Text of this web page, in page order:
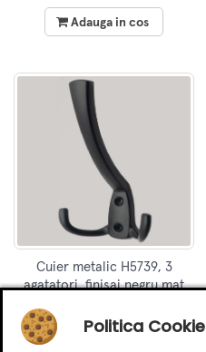
Adauga in cos
Cuier metalic H5739, 3
agatatori, finisaj negru mat
Politica Cookie